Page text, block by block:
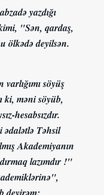
yazdığı
"Sən, qardaş,
ölkədə deyilsən.
söyüş
ki, məni söyüb,
hesabsızdır.
ədalətlə Təhsil
Akademiyanın
lazımdır !"